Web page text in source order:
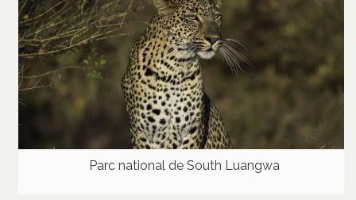
Parc national de South Luangwa